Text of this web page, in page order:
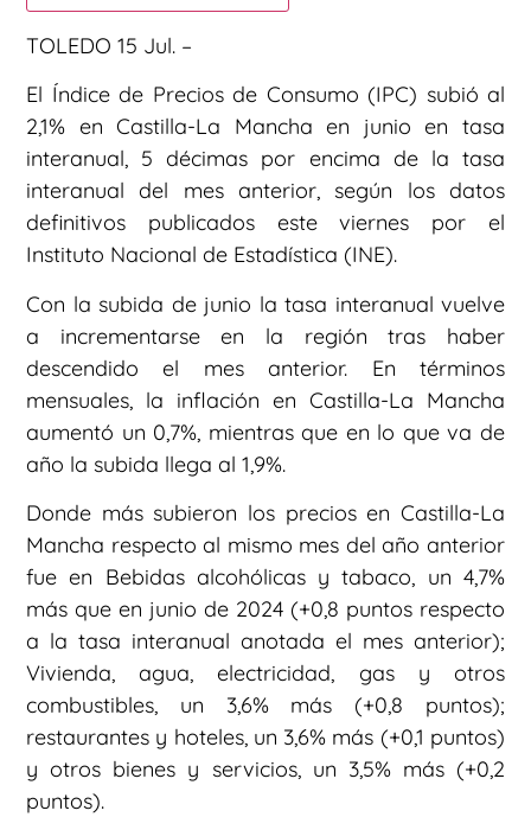
TOLEDO 15 Jul. –
El Índice de Precios de Consumo (IPC) subió al
2,1% en Castilla-La Mancha en junio en tasa
interanual, 5 décimas por encima de la tasa
interanual del mes anterior, según los datos
definitivos publicados este viernes por el
Instituto Nacional de Estadística (INE).
Con la subida de junio la tasa interanual vuelve
a incrementarse en la región tras haber
descendido el mes anterior. En términos
mensuales, la inflación en Castilla-La Mancha
aumentó un 0,7%, mientras que en lo que va de
año la subida llega al 1,9%.
Donde más subieron los precios en Castilla-La
Mancha respecto al mismo mes del año anterior
fue en Bebidas alcohólicas y tabaco, un 4,7%
más que en junio de 2024 (+0,8 puntos respecto
a la tasa interanual anotada el mes anterior);
Vivienda, agua, electricidad, gas y otros
combustibles, un 3,6% más (+0,8 puntos);
restaurantes y hoteles, un 3,6% más (+0,1 puntos)
y otros bienes y servicios, un 3,5% más (+0,2
puntos).